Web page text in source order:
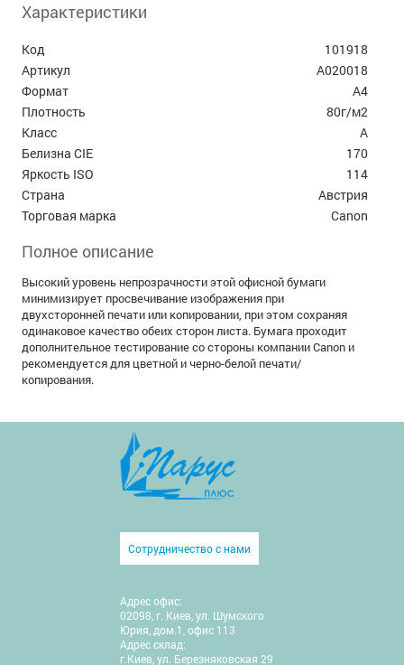
Характеристики
Код
101918
Артикул
А020018
Формат
А4
Плотность
80г/м2
Класс
A
Белизна CIE
170
Яркость ISO
114
Страна
Австрия
Торговая марка
Canon
Полное описание
Высокий уровень непрозрачности этой офисной бумаги
минимизирует просвечивание изображения при
двухсторонней печати или копировании, при этом сохраняя
одинаковое качество обеих сторон листа. Бумага проходит
дополнительное тестирование со стороны компании Canon и
рекомендуется для цветной и черно-белой печати/
копирования.
Сотрудничество с нами
Адрес офис:
02098, г. Киев, ул. Шумского
Юрия, дом.1, офис 113
Адрес склад:
г.Киев, ул. Березняковская 29